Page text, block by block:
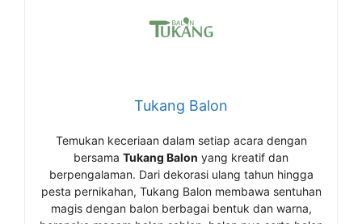
Tukang Balon
Temukan keceriaan dalam setiap acara dengan
bersama Tukang Balon yang kreatif dan
berpengalaman. Dari dekorasi ulang tahun hingga
pesta pernikahan, Tukang Balon membawa sentuhan
magis dengan balon berbagai bentuk dan warna,